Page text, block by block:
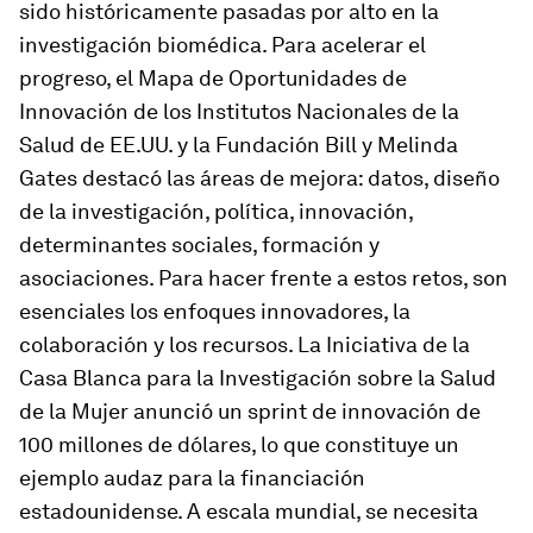
sido históricamente pasadas por alto en la
investigación biomédica. Para acelerar el
progreso, el Mapa de Oportunidades de
Innovación de los Institutos Nacionales de la
Salud de EE.UU. y la Fundación Bill y Melinda
Gates destacó las áreas de mejora: datos, diseño
de la investigación, política, innovación,
determinantes sociales, formación y
asociaciones. Para hacer frente a estos retos, son
esenciales los enfoques innovadores, la
colaboración y los recursos. La Iniciativa de la
Casa Blanca para la Investigación sobre la Salud
de la Mujer anunció un sprint de innovación de
100 millones de dólares, lo que constituye un
ejemplo audaz para la financiación
estadounidense. A escala mundial, se necesita